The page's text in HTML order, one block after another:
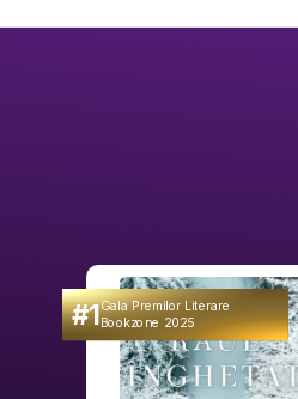
#1Gala Premilor Literare
Bookzone 2025